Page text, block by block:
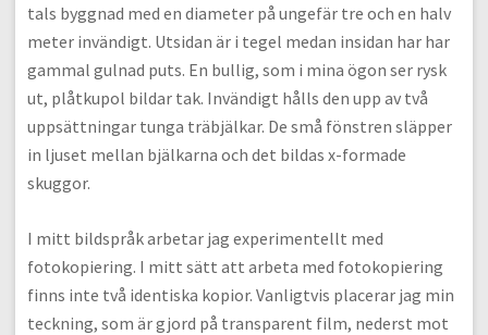
tals byggnad med en diameter på ungefär tre och en halv
meter invändigt. Utsidan är i tegel medan insidan har har
gammal gulnad puts. En bullig, som i mina ögon ser rysk
ut, plåtkupol bildar tak. Invändigt hålls den upp av två
uppsättningar tunga träbjälkar. De små fönstren släpper
in ljuset mellan bjälkarna och det bildas x-formade
skuggor.
I mitt bildspråk arbetar jag experimentellt med
fotokopiering. I mitt sätt att arbeta med fotokopiering
finns inte två identiska kopior. Vanligtvis placerar jag min
teckning, som är gjord på transparent film, nederst mot